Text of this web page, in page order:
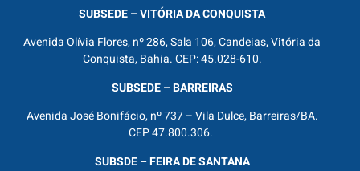
SUBSEDE – VITÓRIA DA CONQUISTA
Avenida Olívia Flores, nº 286, Sala 106, Candeias, Vitória da
Conquista, Bahia. CEP: 45.028-610.
SUBSEDE – BARREIRAS
Avenida José Bonifácio, nº 737 – Vila Dulce, Barreiras/BA.
CEP 47.800.306.
SUBSDE – FEIRA DE SANTANA